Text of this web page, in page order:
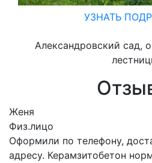
УЗНАТЬ
Александровский сад,
Женя
Физ.лицо
Оформили по телефону,
адресу. Керамзитобетон